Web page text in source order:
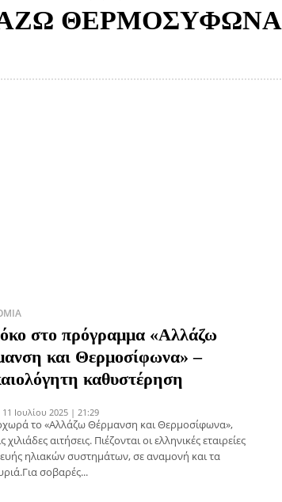
ΘΕΡΜΟΣΥΦΩΝΑ
στο πρόγραμμα «Αλλάζω
και Θερμοσίφωνα» –
καθυστέρηση
11 Ιουλίου 2025 | 21:29
το «Αλλάζω Θέρμανση και Θερμοσίφωνα»,
χιλιάδες αιτήσεις. Πιέζονται οι ελληνικές εταιρείες
ηλιακών συστημάτων, σε αναμονή και τα
σοβαρές...